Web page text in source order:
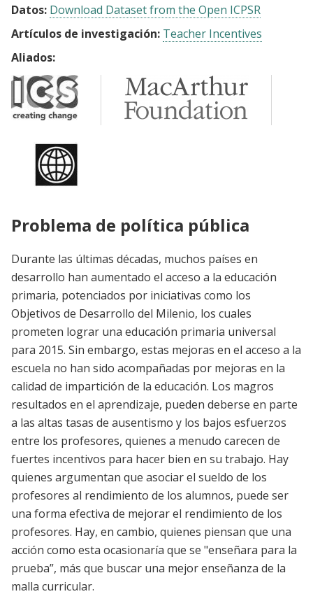
Datos: Download Dataset from the Open ICPSR
Artículos de investigación: Teacher Incentives
Aliados:
Problema de política pública
Durante las últimas décadas, muchos países en
desarrollo han aumentado el acceso a la educación
primaria, potenciados por iniciativas como los
Objetivos de Desarrollo del Milenio, los cuales
prometen lograr una educación primaria universal
para 2015. Sin embargo, estas mejoras en el acceso a la
escuela no han sido acompañadas por mejoras en la
calidad de impartición de la educación. Los magros
resultados en el aprendizaje, pueden deberse en parte
a las altas tasas de ausentismo y los bajos esfuerzos
entre los profesores, quienes a menudo carecen de
fuertes incentivos para hacer bien en su trabajo. Hay
quienes argumentan que asociar el sueldo de los
profesores al rendimiento de los alumnos, puede ser
una forma efectiva de mejorar el rendimiento de los
profesores. Hay, en cambio, quienes piensan que una
acción como esta ocasionaría que se "enseñara para la
prueba”, más que buscar una mejor enseñanza de la
malla curricular.